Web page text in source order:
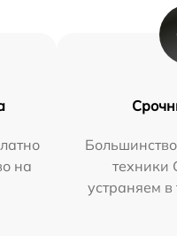
на
техники
устраняем в